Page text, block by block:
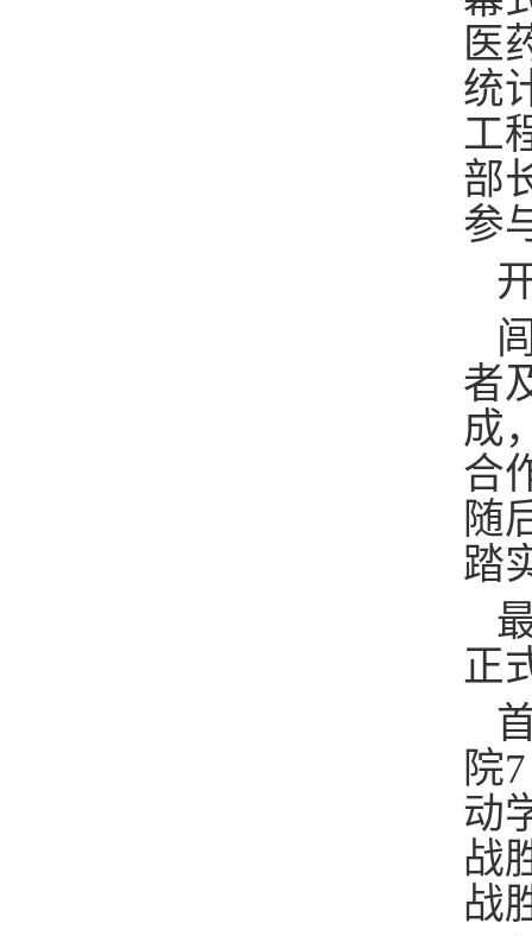
医
统
工
部
参
者
成
合
随
踏
正
院
动
战
战